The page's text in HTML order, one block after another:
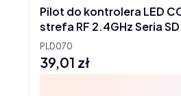
PLD070
Pilot do kontrolera LED
strefa RF 2.4GHz Seria SD
Cena
39,01 zł